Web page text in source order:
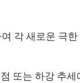
각 새로운 극
또는 하강 추세